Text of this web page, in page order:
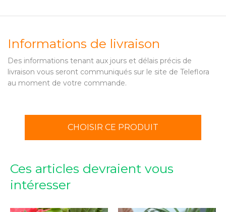
Informations de livraison
Des informations tenant aux jours et délais précis de
livraison vous seront communiqués sur le site de Teleflora
au moment de votre commande.
CHOISIR CE PRODUIT
Ces articles devraient vous
intéresser